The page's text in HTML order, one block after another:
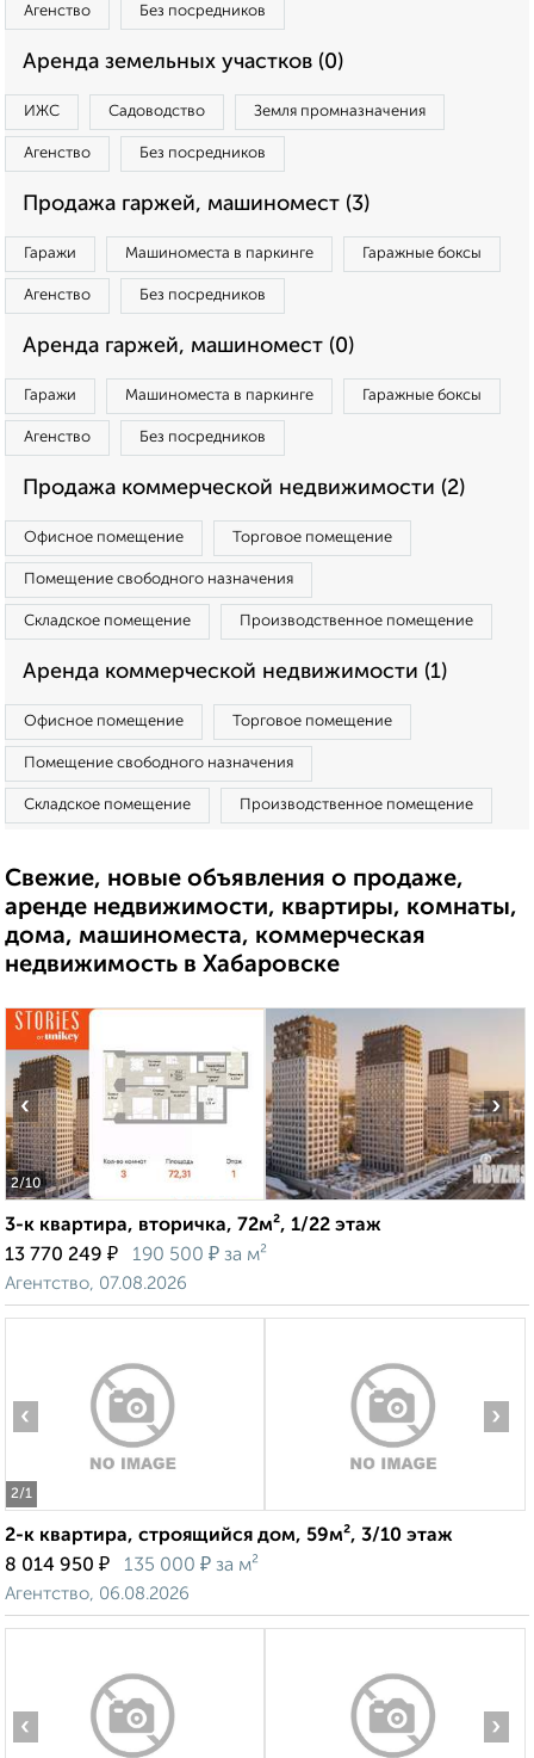
Агенство Без посредников
Аренда земельных участков (0)
ИЖС Садоводство Земля промназначения
Агенство Без посредников
Продажа гаржей, машиномест (3)
Гаражи Машиноместа в паркинге Гаражные боксы
Агенство Без посредников
Аренда гаржей, машиномест (0)
Гаражи Машиноместа в паркинге Гаражные боксы
Агенство Без посредников
Продажа коммерческой недвижимости (2)
Офисное помещение Торговое помещение
Помещение свободного назначения
Складское помещение Производственное помещение
Аренда коммерческой недвижимости (1)
Офисное помещение Торговое помещение
Помещение свободного назначения
Складское помещение Производственное помещение
Свежие, новые объявления о продаже,
аренде недвижимости, квартиры, комнаты,
дома, машиноместа, коммерческая
недвижимость в Хабаровске
2/10
‹ ›
3-к квартира, вторичка, 72м², 1/22 этаж
13 770 249 ₽ 190 500 ₽ за м²
Агентство, 07.08.2026
2/1
‹ ›
2-к квартира, строящийся дом, 59м², 3/10 этаж
8 014 950 ₽ 135 000 ₽ за м²
Агентство, 06.08.2026
‹ ›